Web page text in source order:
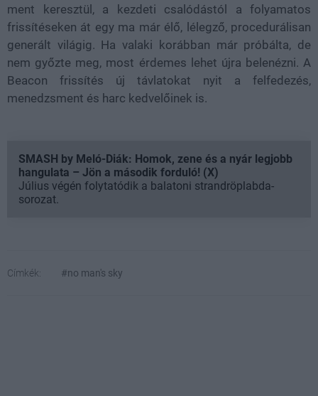
ment keresztül, a kezdeti csalódástól a folyamatos
frissítéseken át egy ma már élő, lélegző, procedurálisan
generált világig. Ha valaki korábban már próbálta, de
nem győzte meg, most érdemes lehet újra belenézni. A
Beacon frissítés új távlatokat nyit a felfedezés,
menedzsment és harc kedvelőinek is.
SMASH by Meló-Diák: Homok, zene és a nyár legjobb
hangulata – Jön a második forduló! (X)
Július végén folytatódik a balatoni strandröplabda-
sorozat.
Címkék: #no man's sky